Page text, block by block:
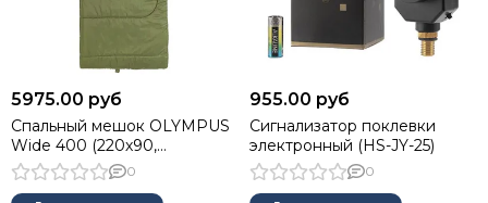
5975.00 руб
Спальный мешок OLYMPUS
Wide 400 (220х90,
холлофайбер, зеленый/
город) (T-HS-SB-OW-400-
0
955.00 руб
Сигнализатор поклевки
электронный (HS-JY-25)
0